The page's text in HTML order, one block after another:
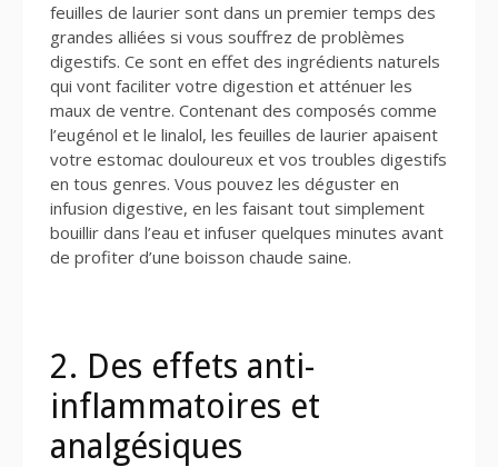
feuilles de laurier sont dans un premier temps des
grandes alliées si vous souffrez de problèmes
digestifs. Ce sont en effet des ingrédients naturels
qui vont faciliter votre digestion et atténuer les
maux de ventre. Contenant des composés comme
l’eugénol et le linalol, les feuilles de laurier apaisent
votre estomac douloureux et vos troubles digestifs
en tous genres. Vous pouvez les déguster en
infusion digestive, en les faisant tout simplement
bouillir dans l’eau et infuser quelques minutes avant
de profiter d’une boisson chaude saine.
2. Des effets anti-
inflammatoires et
analgésiques